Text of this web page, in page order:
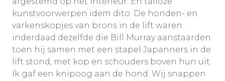
kunstvoorwerpen idem dito. De honden- en
varkenskopjes van brons in de lift waren
inderdaad dezelfde die Bill Murray aanstaarden
toen hij samen met een stapel Japanners in de
lift stond, met kop en schouders boven hun uit.
Ik gaf een knipoog aan de hond. Wij snappen